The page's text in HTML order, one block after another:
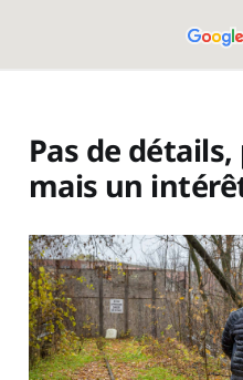
Pas de
mais un